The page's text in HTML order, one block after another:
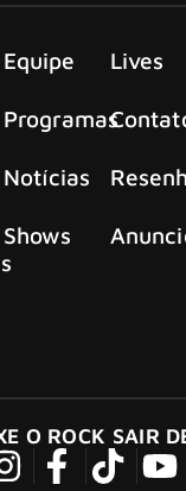
Equipe
Programas
Notícias
Shows
Lives
O ROCK SAIR